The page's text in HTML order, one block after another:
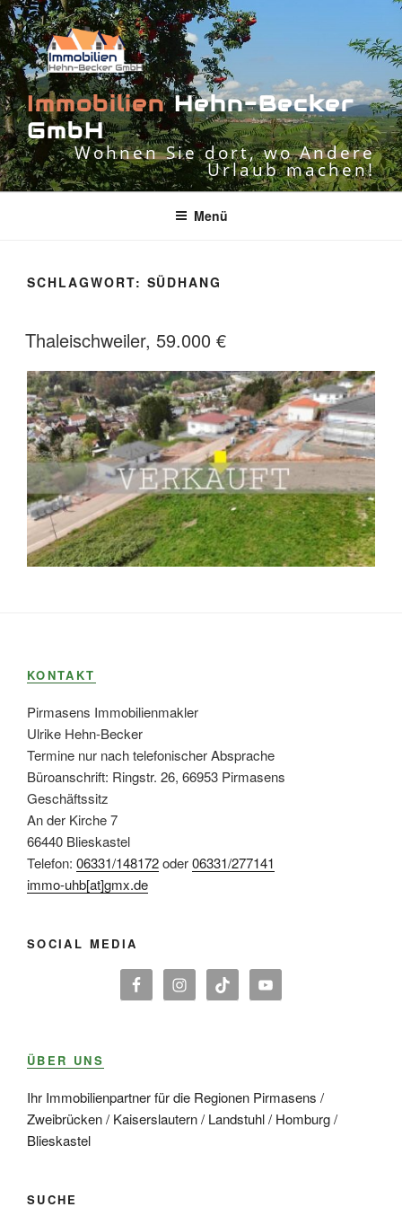
Zum
Inhalt
springen
Immobilien Hehn-Becker
GmbH
Wohnen Sie dort, wo Andere
Urlaub machen!
Menü
SCHLAGWORT: SÜDHANG
Thaleischweiler, 59.000 €
KONTAKT
Pirmasens Immobilienmakler
Ulrike Hehn-Becker
Termine nur nach telefonischer Absprache
Büroanschrift: Ringstr. 26, 66953 Pirmasens
Geschäftssitz
An der Kirche 7
66440 Blieskastel
Telefon: 06331/148172oder06331/277141
immo-uhb[at]gmx.de
SOCIAL MEDIA
ÜBER UNS
Ihr Immobilienpartner für die Regionen Pirmasens /
Zweibrücken / Kaiserslautern / Landstuhl / Homburg /
Blieskastel
SUCHE